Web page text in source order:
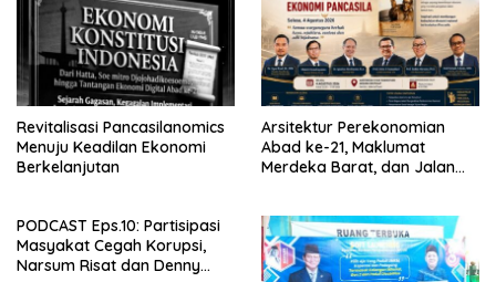
Revitalisasi Pancasilanomics
Menuju Keadilan Ekonomi
Berkelanjutan
Arsitektur Perekonomian
Abad ke-21, Maklumat
Merdeka Barat, dan Jalan
PODCAST Eps.10: Partisipasi
Masyakat Cegah Korupsi,
Narsum Risat dan Denny